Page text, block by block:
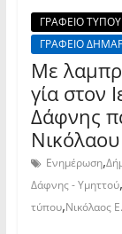
ΓΡΑΦΕΙΟ
ΓΡΑΦΕΙΟ
Με
γία στον
Δάφνης
Ενημέρωση,
Δάφνης - Υμηττού,
τύπου,Νικόλαος